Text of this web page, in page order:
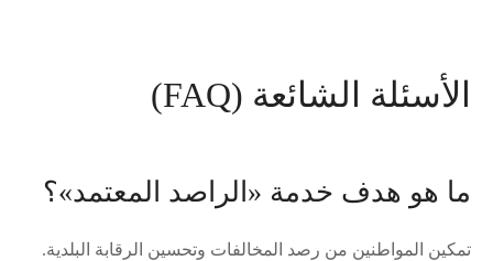
الأسئلة الشائعة (FAQ)
ما هو هدف خدمة «الراصد المعتمد»؟
تمكين المواطنين من رصد المخالفات وتحسين الرقابة البلدية.